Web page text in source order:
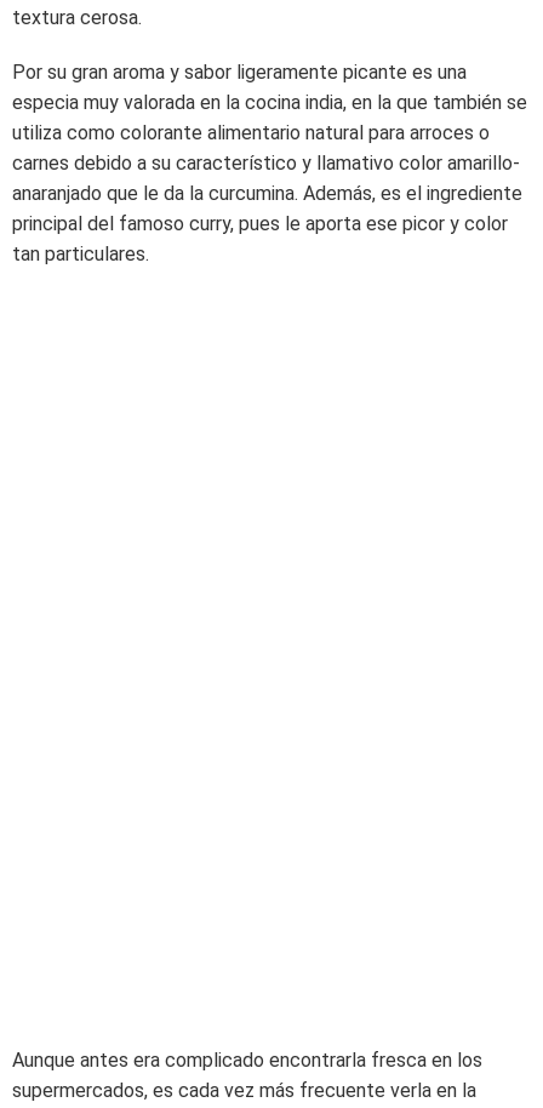
textura cerosa.
Por su gran aroma y sabor ligeramente picante es una
especia muy valorada en la cocina india, en la que también se
utiliza como colorante alimentario natural para arroces o
carnes debido a su característico y llamativo color amarillo-
anaranjado que le da la curcumina. Además, es el ingrediente
principal del famoso curry, pues le aporta ese picor y color
tan particulares.
Aunque antes era complicado encontrarla fresca en los
supermercados, es cada vez más frecuente verla en la